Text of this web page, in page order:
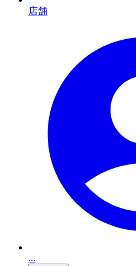
店舗
...